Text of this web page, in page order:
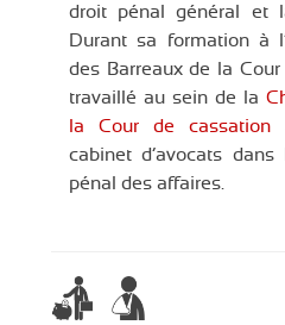
droit pénal général et
Durant sa formation à
des Barreaux de la Cour
travaillé au sein de la
la Cour de cassation
cabinet d’avocats
pénal des affaires.